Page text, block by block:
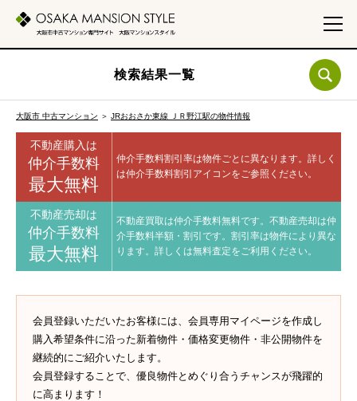
検索結果一覧
大阪市 中古マンション ＞ JRおおさか東線 ＪＲ野江駅の物件情報
不動産購入は
仲介手数料
最大無料
仲介手数料割引率は物件ごとに異なります。 詳しく
は仲介手数料割引アイコンをご参照ください。
不動産売却は
仲介手数料
最大無料
不動産買取は仲介手数料無料です。 不動産売却は仲
介手数料半額・割引です。 割引率は物件により異な
ります。 詳しくは無料査定をご利用ください。
会員登録いただいたお客様には、会員専用マイページを作成し
購入希望条件に沿った新着物件・価格変更物件・非公開物件を
継続的にご紹介いたします。
会員登録することで、優良物件とめぐり合うチャンスが飛躍的
に高まります！